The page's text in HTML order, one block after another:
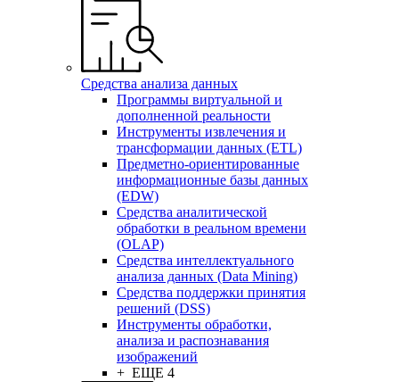
Средства анализа данных
Программы виртуальной и
дополненной реальности
Инструменты извлечения и
трансформации данных (ETL)
Предметно-ориентированные
информационные базы данных
(EDW)
Средства аналитической
обработки в реальном времени
(OLAP)
Средства интеллектуального
анализа данных (Data Mining)
Средства поддержки принятия
решений (DSS)
Инструменты обработки,
анализа и распознавания
изображений
+ ЕЩЕ 4